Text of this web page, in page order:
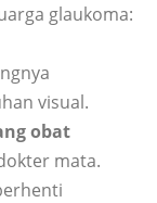
glaukoma:
visual.
obat
mata.